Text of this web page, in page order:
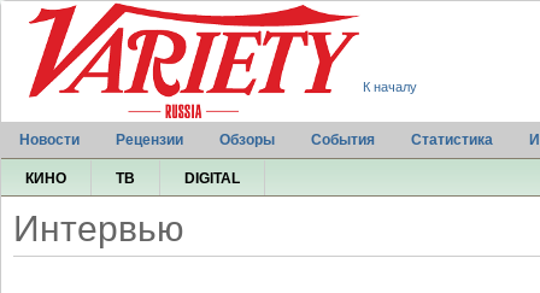
К началу
Новости Рецензии Обзоры События Статистика
КИНО ТВ DIGITAL
Интервью